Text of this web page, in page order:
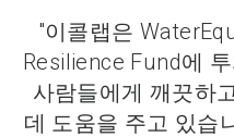
"이콜랩은
Resilience Fund에
사람들에게 깨끗하
데 도움을 주고 있습